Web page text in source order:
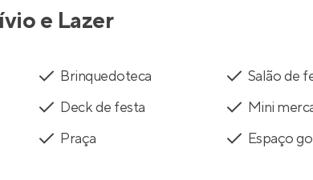
e Lazer
Brinquedoteca
Salão de
Deck de festa
Mini
Praça
Espaço